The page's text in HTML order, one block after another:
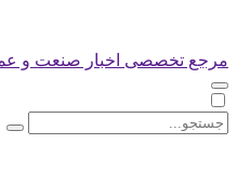
مرجع تخصصی اخبار صنعت و